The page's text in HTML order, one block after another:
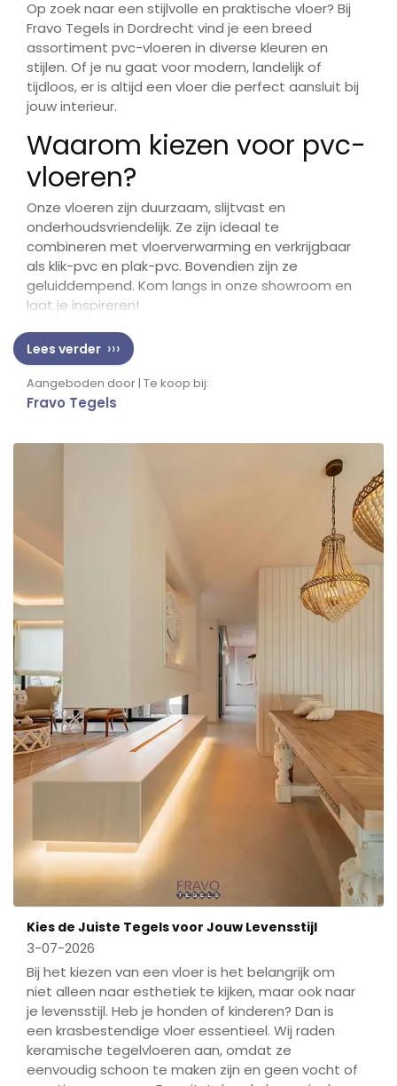
Op zoek naar een stijlvolle en praktische vloer? Bij
Fravo Tegels in Dordrecht vind je een breed
assortiment pvc-vloeren in diverse kleuren en
stijlen. Of je nu gaat voor modern, landelijk of
tijdloos, er is altijd een vloer die perfect aansluit bij
jouw interieur.
Waarom kiezen voor pvc-
vloeren?
Onze vloeren zijn duurzaam, slijtvast en
onderhoudsvriendelijk. Ze zijn ideaal te
combineren met vloerverwarming en verkrijgbaar
als klik-pvc en plak-pvc. Bovendien zijn ze
geluiddempend. Kom langs in onze showroom en
laat je inspireren!
Lees verder
Aangeboden door | Te koop bij:
Fravo Tegels
Kies de Juiste Tegels voor Jouw Levensstijl
3-07-2026
Bij het kiezen van een vloer is het belangrijk om
niet alleen naar esthetiek te kijken, maar ook naar
je levensstijl. Heb je honden of kinderen? Dan is
een krasbestendige vloer essentieel. Wij raden
keramische tegelvloeren aan, omdat ze
eenvoudig schoon te maken zijn en geen vocht of